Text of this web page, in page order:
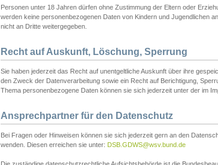
Personen unter 18 Jahren dürfen ohne Zustimmung der Eltern oder
werden keine personenbezogenen Daten von Kindern und Jugendlichen
nicht an Dritte weitergegeben.
Recht auf Auskunft, Löschung, Sperrung
Sie haben jederzeit das Recht auf unentgeltliche Auskunft über ihre
den Zweck der Datenverarbeitung sowie ein Recht auf Berichtigung,
Thema personenbezogene Daten können sie sich jederzeit unter der im
Ansprechpartner für den Datenschutz
Bei Fragen oder Hinweisen können sie sich jederzeit gern an den
wenden. Diesen erreichen sie unter: DSB.GDWS@wsv.bund.de